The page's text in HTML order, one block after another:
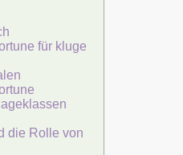
für kluge
die Rolle von